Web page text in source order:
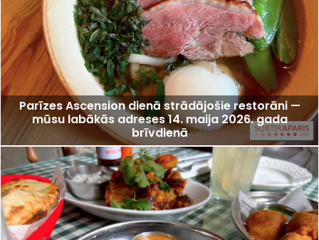
Parīzes Ascension dienā strādājošie restorāni —
mūsu labākās adreses 14. maija 2026. gada
brīvdienā